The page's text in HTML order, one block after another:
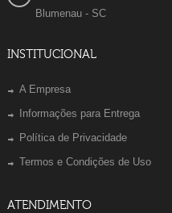
Blumenau - SC
INSTITUCIONAL
A Empresa
Informações para Entrega
Política de Privacidade
Termos e Condições de Uso
ATENDIMENTO